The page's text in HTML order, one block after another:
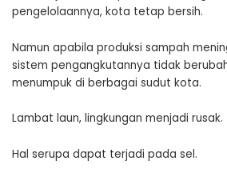
pengelolaannya, kota tetap bersih.
Namun apabila produksi sampah
sistem pengangkutannya tidak
menumpuk di berbagai sudut kota.
Lambat laun, lingkungan menjadi rusak.
Hal serupa dapat terjadi pada sel.